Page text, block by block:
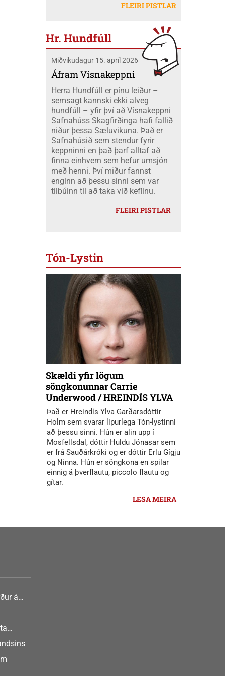
peningum. Væri ekki nær að nota þá
Mobeck kl. 15:00. Auk þess verður boðið
Borghildi Óskarsdóttur, Ósk
Vilhjálmsdóttur og Huldu Ragnhildi
létu sig ekki vanta þangað og fóru átta
Við áttum einnig fólk í fjölskyldubúðum,
fengum aukahendur til að aðstoða í
"matartjaldinu" og síðan komu margir úr
félaginu okkar í heimsókn til okkar á
opna deginum. Landsmót skáta er
stærsti viðburður skátahreyfingarinnar
og voru að þessu sinni um 1100
þátttakendur frá fjöldamörgum þjóðum
en flestir af erlendu skátunum komu frá
Kanada eða um 400 skátar.
FLEIRI PISTLAR
Hr. Hundfúll
Miðvikudagur 15. apríl 2026
Áfram Vísnakeppni
Herra Hundfúll er pínu leiður –
semsagt kannski ekki alveg
hundfúll – yfir því að Vísnakeppni
Safnahúss Skagfirðinga hafi fallið
niður þessa Sæluvikuna. Það er
Safnahúsið sem stendur fyrir
keppninni en það þarf alltaf að
finna einhvern sem hefur umsjón
með henni. Því miður fannst
enginn að þessu sinni sem var
tilbúinn til að taka við keflinu.
FLEIRI PISTLAR
Tón-Lystin
Skældi yfir lögum
söngkonunnar Carrie
Underwood / HREINDÍS YLVA
Það er Hreindís Ylva Garðarsdóttir
Holm sem svarar lipurlega Tón-lystinni
að þessu sinni. Hún er alin upp í
Mosfellsdal, dóttir Huldu Jónasar sem
er frá Sauðárkróki og er dóttir Erlu Gígju
og Ninna. Hún er söngkona en spilar
einnig á þverflautu, piccolo flautu og
gítar.
LESA MEIRA
á